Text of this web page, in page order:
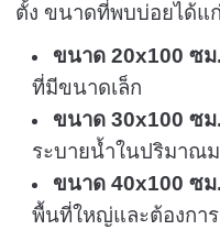
ตั้ง ขนาดที่พบบ่อยได้แ
ขนาด 20x100 ซม
ที่มีขนาดเล็ก
ขนาด 30x100 ซม
ระบายน้ำในปริมาณ
ขนาด 40x100 ซม
พื้นที่ใหญ่และต้องการ